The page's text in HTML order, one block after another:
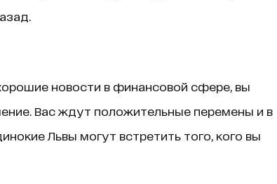
новости в финансовой сфере, вы
Вас ждут положительные перемены и в
Львы могут встретить того, кого вы